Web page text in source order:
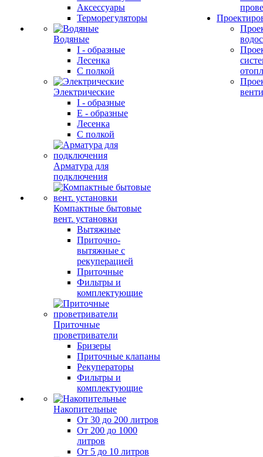
Аксессуары
Терморегуляторы
Водяные
I - образные
Лесенка
С полкой
Электрические
I - образные
E - образные
Лесенка
С полкой
Арматура для
подключения
Компактные бытовые
вент. установки
Вытяжные
Приточно-
вытяжные с
рекуперацией
Приточные
Фильтры и
комплектующие
Приточные
проветриватели
Бризеры
Приточные клапаны
Рекуператоры
Фильтры и
комплектующие
Накопительные
От 30 до 200 литров
От 200 до 1000
литров
От 5 до 10 литров